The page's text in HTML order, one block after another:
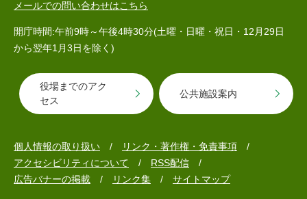
メールでの問い合わせはこちら
開庁時間:午前9時～午後4時30分(土曜・日曜・祝日・12月29日
から翌年1月3日を除く)
役場までのアク
セス
公共施設案内
個人情報の取り扱い
リンク・著作権・免責事項
アクセシビリティについて
RSS配信
広告バナーの掲載
リンク集 サイトマップ